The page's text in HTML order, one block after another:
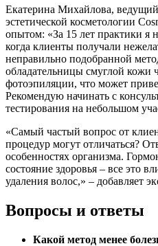
Екатерина Михайлова,
эстетической косметологии
опытом: «За 15 лет практики я
когда клиенты получали
неправильно подобранной
обладательницы смуглой кожи
фотоэпиляции, что может
Рекомендую начинать с
тестирования на небольшом
«Самый частый вопрос от
процедур могут отличаться?
особенностях организма.
состояние здоровья – все это
удаления волос,» – добавляет
Вопросы и ответы
Какой метод менее